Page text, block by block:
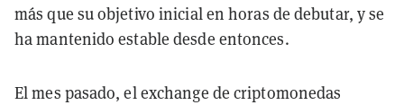
más que su objetivo inicial en horas de debutar, y se
ha mantenido estable desde entonces.
El mes pasado, el exchange de criptomonedas